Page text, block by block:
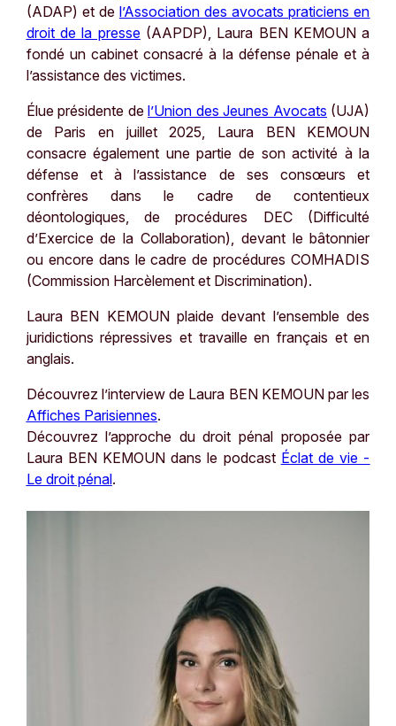
(ADAP) et de l’Association des avocats praticiens en
droit de la presse(AAPDP), Laura BEN KEMOUN a
fondé un cabinet consacré à la défense pénale et à
l’assistance des victimes.
Élue présidente del’Union des Jeunes Avocats (UJA)
de Paris en juillet 2025, Laura BEN KEMOUN
consacre également une partie de son activité à la
défense et à l’assistance de ses consœurs et
confrères dans le cadre de contentieux
déontologiques, de procédures DEC (Difficulté
d’Exercice de la Collaboration), devant le bâtonnier
ou encore dans le cadre de procédures COMHADIS
(Commission Harcèlement et Discrimination).
Laura BEN KEMOUN plaide devant l’ensemble des
juridictions répressives et travaille en français et en
anglais.
Découvrez l’interview de Laura BEN KEMOUN par les
Affiches Parisiennes.
Découvrez l’approche du droit pénal proposée par
Laura BEN KEMOUN dans le podcast Éclat de vie -
Le droit pénal.